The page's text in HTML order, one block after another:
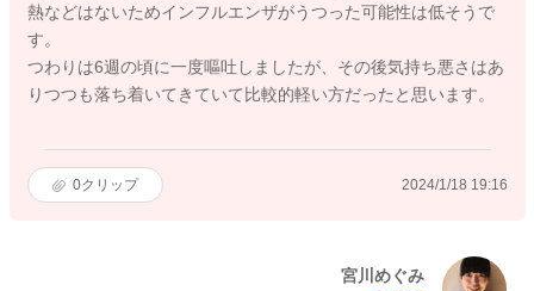
熱などはないためインフルエンザがうつった可能性は低そうで
す。
つわりは6週の頃に一度嘔吐しましたが、その後気持ち悪さはあ
りつつも落ち着いてきていて比較的軽い方だったと思います。
0クリップ 2024/1/18 19:16
宮川めぐみ